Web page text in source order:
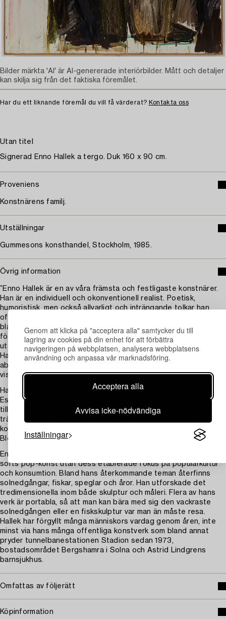
Genom att klicka på "acceptera alla" samtycker du till
lagring av cookies på din enhet för att förbättra
navigeringen på webbplatsen, analysera webbplatsens
användning och anpassa vår marknadsföring.
Acceptera alla
Avvisa icke-nödvändiga
Inställningar
Har du ett liknande föremål du vill få värderat? Kontakta oss
Utan titel
Signerad Enno Hallek a tergo. Duk 160 x 90 cm.
Proveniens
Konstnärens familj.
Utställningar
Gummesons konsthandel, Stockholm, 1985.
Övrig information
”Enno Hallek är en av våra främsta och festligaste konstnärer.
Han är en individuell och okonventionell realist. Poetisk,
humoristisk, men också allvarligt och inträngande tolkar han,
oftast med dubbla utblickar, verkligheten i konstverk som är en
blandning av måleri och skulptur.” Så inleder dåvarande chefen
för Lunds konsthall, Marianne Nanne-Bråhammar, sitt förord i
utställningskatalogen från 1986. Citatet fångar essensen i
Halleks mycket personliga bildvärld där naturalism och
abstraktion blandas på ett till synes spontant och fantasirikt
vis.
Hallek avled i december förra året, 94 år gammal. Han föddes i
Estland 1931 och kom som tolvåring med båt över Östersjön
tillsammans med sin familj. Den estniska folkkonsten, med
träsnideri och färgglada dekorationer, gjorde avtryck i hans
konst. Så gjorde också barndomsmiljön i fiskarsamhället i
Blekinge.
Enno Hallek hittade sitt formspråk redan på 1960-talet, en
sorts pop-konst utan dess etablerade fokus på populärkultur
och konsumtion. Bland hans återkommande teman återfinns
solnedgångar, fiskar, speglar och åror. Han utforskade det
tredimensionella inom både skulptur och måleri. Flera av hans
verk är portabla, så att man kan bära med sig den vackraste
solnedgången eller en fiskskulptur var man än måste resa.
Hallek har förgyllt många människors vardag genom åren, inte
minst via hans många offentliga konstverk som bland annat
pryder tunnelbanestationen Stadion sedan 1973,
bostadsområdet Bergshamra i Solna och Astrid Lindgrens
barnsjukhus.
Omfattas av följerätt
Köpinformation
Bilder märkta 'AI' är AI-genererade interiörbilder. Mått och detaljer
kan skilja sig från det faktiska föremålet.